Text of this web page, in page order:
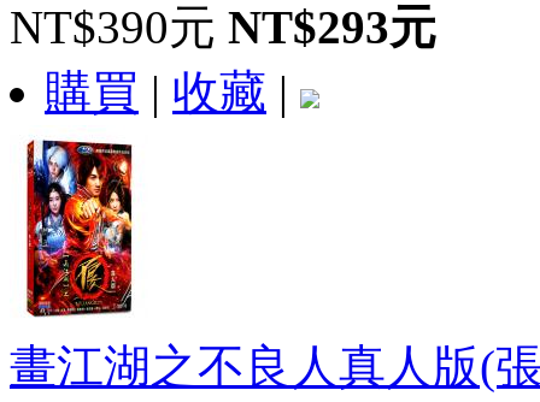
NT$390元 NT$293元
購買 | 收藏 |
畫江湖之不良人真人版(